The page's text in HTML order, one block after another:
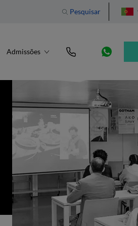
Pesquisar
Admissões